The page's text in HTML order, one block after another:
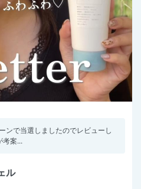
ンで当選しましたのでレビューし
案...
ル